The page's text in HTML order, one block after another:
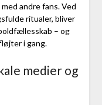
andre fans. Ved
ritualer, bliver
– og
i gang.
medier og